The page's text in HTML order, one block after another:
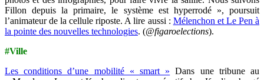
Fillon depuis la primaire, le système est hyperrodé », poursuit
l’animateur de la cellule riposte. A lire aussi : Mélenchon et Le Pen à
la pointe des nouvelles technologies. (@figaroelections).
#Ville
Les conditions d’une mobilité « smart » Dans une tribune au